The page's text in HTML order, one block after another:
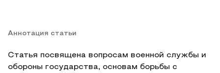
Аннотация статьи
Статья посвящена вопросам военной службы и
обороны государства, основам борьбы с